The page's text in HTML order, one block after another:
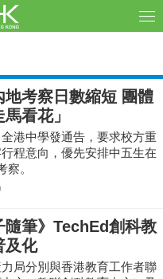
地考察日數縮短 團體
看花」
港中學發通告，要求校方重
程意向，優先安排中五生在
察。
隨筆》TechEd創科教
及化
局分別與香港教育工作者聯